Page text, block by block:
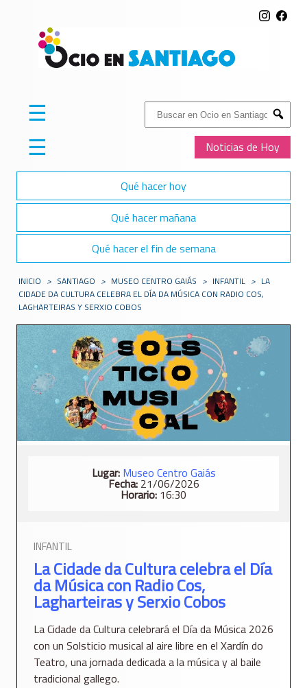
Buscar:
Submit
Noticias de Hoy
☰
☰
Qué hacer hoy
Qué hacer mañana
Qué hacer el fin de semana
INICIO > SANTIAGO > MUSEO CENTRO GAIÁS > INFANTIL > LA
CIDADE DA CULTURA CELEBRA EL DÍA DA MÚSICA CON RADIO COS,
LAGHARTEIRAS Y SERXIO COBOS
Lugar: Museo Centro Gaiás
Fecha:21/06/2026
Horario: 16:30
INFANTIL
La Cidade da Cultura celebra el Día
da Música con Radio Cos,
Lagharteiras y Serxio Cobos
La Cidade da Cultura celebrará el Día da Música 2026
con un Solsticio musical al aire libre en el Xardín do
Teatro, una jornada dedicada a la música y al baile
tradicional gallego.